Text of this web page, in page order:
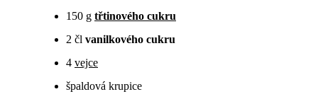
150 g třtinového cukru
2 čl vanilkového cukru
4 vejce
špaldová krupice